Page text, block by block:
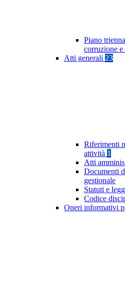
Piano
corruzione
Atti generali 23
Riferimenti
attività 1
Atti
Documenti
gestionale
Statuti e
Codice
Oneri informativi